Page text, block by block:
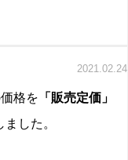
2021.02.24
格を 「販売定価」
ました。